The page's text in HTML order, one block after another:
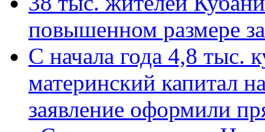
повышенном размере
С начала года 4,8 тыс.
материнский капитал
заявление оформили